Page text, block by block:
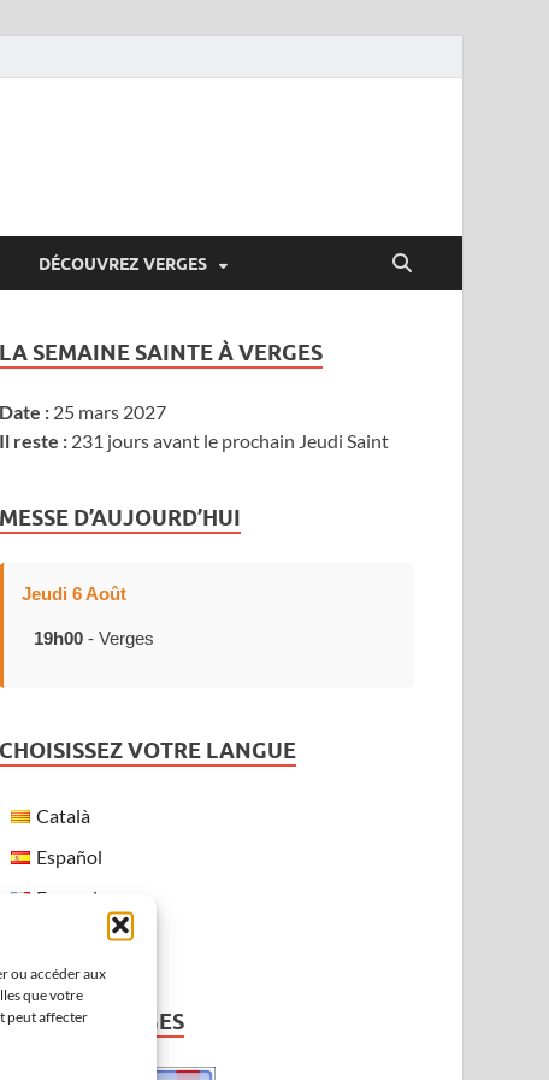
ou accéder aux
que votre
peut affecter
DÉCOUVREZ VERGES
LA SEMAINE SAINTE À VERGES
Date : 25 mars 2027
Il reste : 231 jours avant le prochain Jeudi Saint
MESSE D’AUJOURD’HUI
Jeudi 6 Août
19h00 - Verges
CHOISISSEZ VOTRE LANGUE
Català
Español
Français
MÉTÉO À VERGES